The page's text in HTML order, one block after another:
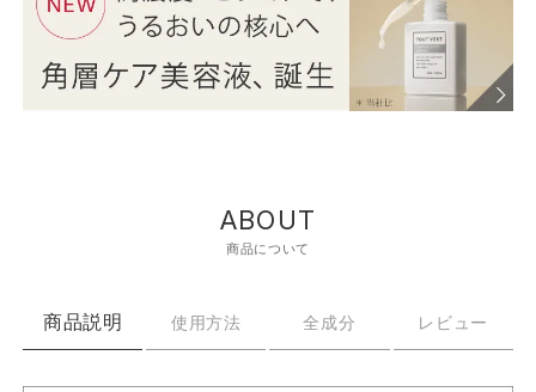
ABOUT
商品について
商品説明 使用方法 全成分 レビュー